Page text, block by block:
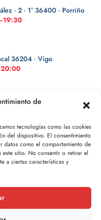
de
tecnologías como las cookies
del dispositivo. El consentimiento
datos como el comportamiento de
este sitio. No consentir o retirar el
a ciertas características y
· 2 · 1º 36400 · Porriño
36204 · Vigo